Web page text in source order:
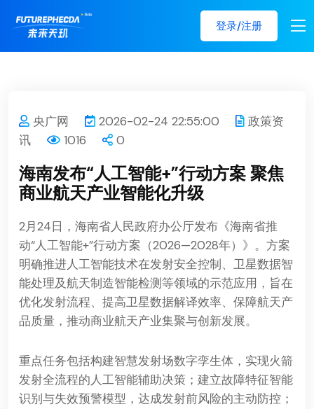
登录/注册
央广网 2026-02-24 22:55:00
政策资
讯
1016 0
海南发布“人工智能+”行动方案 聚焦
商业航天产业智能化升级
2月24日，海南省人民政府办公厅发布《海南省推
动“人工智能+”行动方案（2026—2028年）》。方案
明确推进人工智能技术在发射安全控制、卫星数据智
能处理及航天制造智能检测等领域的示范应用，旨在
优化发射流程、提高卫星数据解译效率、保障航天产
品质量，推动商业航天产业集聚与创新发展。
重点任务包括构建智慧发射场数字孪生体，实现火箭
发射全流程的人工智能辅助决策；建立故障特征智能
识别与失效预警模型，达成发射前风险的主动防控；